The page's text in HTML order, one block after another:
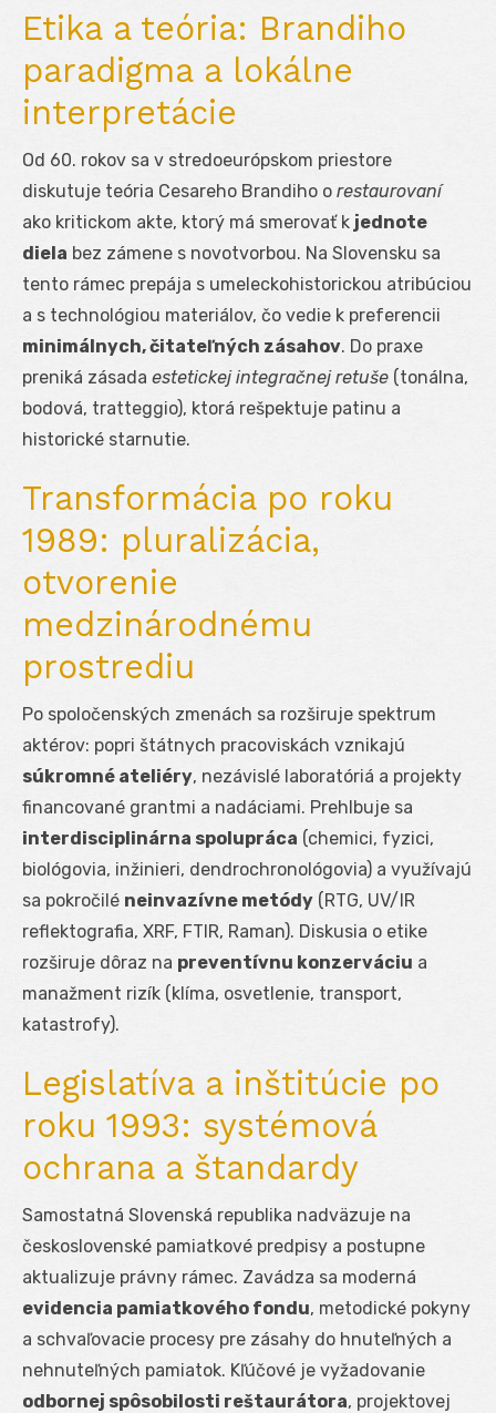
Etika a teória: Brandiho
paradigma a lokálne
interpretácie
Od 60. rokov sa v stredoeurópskom priestore
diskutuje teória Cesareho Brandiho o restaurovaní
ako kritickom akte, ktorý má smerovať k jednote
diela bez zámene s novotvorbou. Na Slovensku sa
tento rámec prepája s umeleckohistorickou atribúciou
a s technológiou materiálov, čo vedie k preferencii
minimálnych, čitateľných zásahov. Do praxe
preniká zásada estetickej integračnej retuše (tonálna,
bodová, tratteggio), ktorá rešpektuje patinu a
historické starnutie.
Transformácia po roku
1989: pluralizácia,
otvorenie
medzinárodnému
prostrediu
Po spoločenských zmenách sa rozširuje spektrum
aktérov: popri štátnych pracoviskách vznikajú
súkromné ateliéry, nezávislé laboratóriá a projekty
financované grantmi a nadáciami. Prehlbuje sa
interdisciplinárna spolupráca (chemici, fyzici,
biológovia, inžinieri, dendrochronológovia) a využívajú
sa pokročilé neinvazívne metódy (RTG, UV/IR
reflektografia, XRF, FTIR, Raman). Diskusia o etike
rozširuje dôraz na preventívnu konzerváciu a
manažment rizík (klíma, osvetlenie, transport,
katastrofy).
Legislatíva a inštitúcie po
roku 1993: systémová
ochrana a štandardy
Samostatná Slovenská republika nadväzuje na
československé pamiatkové predpisy a postupne
aktualizuje právny rámec. Zavádza sa moderná
evidencia pamiatkového fondu, metodické pokyny
a schvaľovacie procesy pre zásahy do hnuteľných a
nehnuteľných pamiatok. Kľúčové je vyžadovanie
odbornej spôsobilosti reštaurátora, projektovej